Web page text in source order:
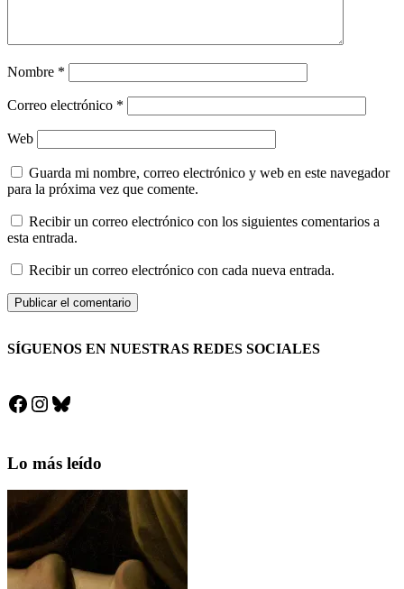
Nombre *
Correo electrónico *
Web
Guarda mi nombre, correo electrónico y web en este navegador
para la próxima vez que comente.
Recibir un correo electrónico con los siguientes comentarios a
esta entrada.
Recibir un correo electrónico con cada nueva entrada.
SÍGUENOS EN NUESTRAS REDES SOCIALES
Facebook
Instagram
Bluesky
Lo más leído